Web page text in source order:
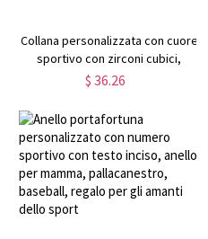
Collana personalizzata con cuore
sportivo con zirconi cubici,
gioielli da basket, pallavolo,
donna, regalo per
amanti/giocatori di sport
$ 36.26